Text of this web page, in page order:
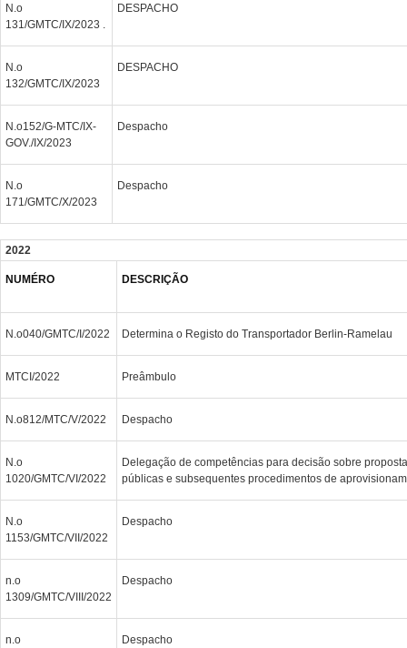
N.o
131/GMTC/IX/2023 .
DESPACHO
N.o
132/GMTC/IX/2023
DESPACHO
N.o152/G-MTC/IX-
GOV./IX/2023
Despacho
N.o
171/GMTC/X/2023
Despacho
2022
NUMÉRO DESCRIÇÃO
N.o040/GMTC/I/2022 Determina o Registo do Transportador Berlin-Ramelau
MTCI/2022 Preâmbulo
N.o812/MTC/V/2022 Despacho
N.o
1020/GMTC/VI/2022
Delegação de competências para decisão sobre
públicas e subsequentes procedimentos de
N.o
1153/GMTC/VII/2022
Despacho
n.o
1309/GMTC/VIII/2022
Despacho
n.o
Despacho